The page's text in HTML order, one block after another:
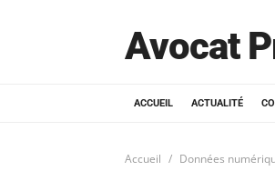
Avocat
ACCUEIL ACTUALITÉ
Accueil Données